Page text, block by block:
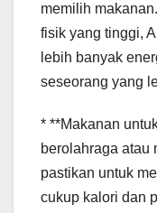
memilih
fisik yang tinggi,
lebih banyak
seseorang yang
* **Makanan
berolahraga atau
pastikan untuk
cukup kalori dan